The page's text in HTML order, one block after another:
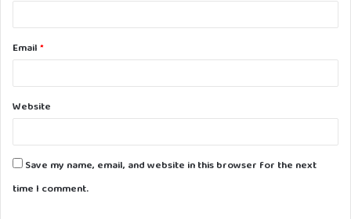
Email *
Website
Save my name, email, and website in this browser for the next
time I comment.